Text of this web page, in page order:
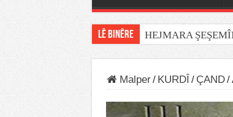
LÊ BINÊRE HEJMARA
Malper/ KURDÎ / ÇAND/